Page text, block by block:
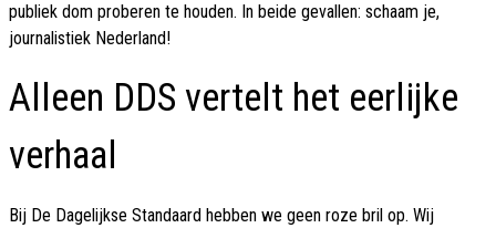
publiek dom proberen te houden. In beide gevallen: schaam je,
journalistiek Nederland!
Alleen DDS vertelt het eerlijke
verhaal
Bij De Dagelijkse Standaard hebben we geen roze bril op. Wij